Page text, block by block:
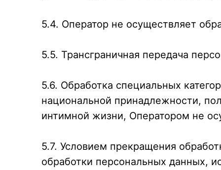
5.4. Оператор не осуществляет
5.5. Трансграничная передача
5.6. Обработка специальных
национальной принадлежности,
интимной жизни, Оператором не
5.7. Условием прекращения
обработки персональных данных,